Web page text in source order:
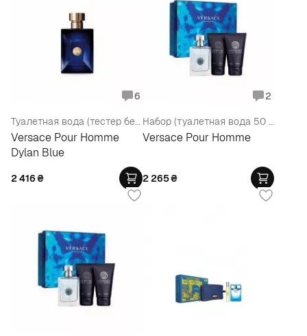
6
Туалетная вода (тестер без крышечки)
Versace Pour Homme
Dylan Blue
2 416₴
2
Набор (туалетная вода 50 мл + гель для душа 50 мл + шампунь 50 мл)
Versace Pour Homme
2 265₴